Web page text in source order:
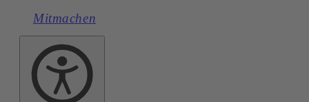
Mitmachen